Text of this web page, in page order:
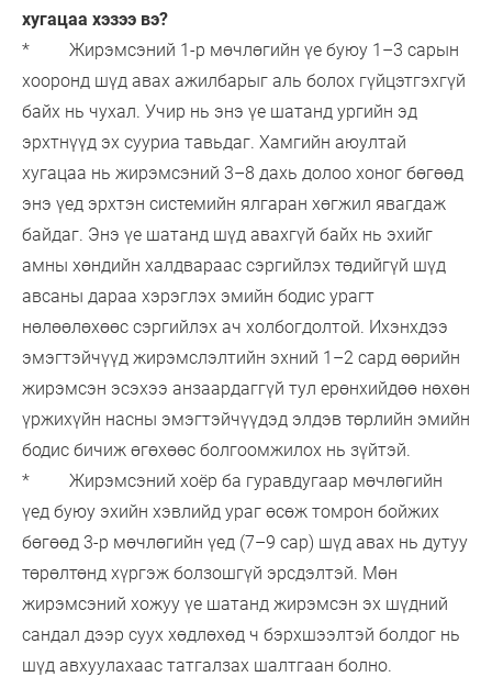
хугацаа хэзээ вэ?
* Жирэмсэний 1-р мөчлөгийн үе буюу 1–3 сарын
хооронд шүд авах ажилбарыг аль болох гүйцэтгэхгүй
байх нь чухал. Учир нь энэ үе шатанд ургийн эд
эрхтнүүд эх сууриа тавьдаг. Хамгийн аюултай
хугацаа нь жирэмсэний 3–8 дахь долоо хоног бөгөөд
энэ үед эрхтэн системийн ялгаран хөгжил явагдаж
байдаг. Энэ үе шатанд шүд авахгүй байх нь эхийг
амны хөндийн халдвараас сэргийлэх төдийгүй шүд
авсаны дараа хэрэглэх эмийн бодис урагт
нөлөөлөхөөс сэргийлэх ач холбогдолтой. Ихэнхдээ
эмэгтэйчүүд жирэмслэлтийн эхний 1–2 сард өөрийн
жирэмсэн эсэхээ анзаардаггүй тул ерөнхийдөө нөхөн
үржихүйн насны эмэгтэйчүүдэд элдэв төрлийн эмийн
бодис бичиж өгөхөөс болгоомжилох нь зүйтэй.
* Жирэмсэний хоёр ба гуравдугаар мөчлөгийн
үед буюу эхийн хэвлийд ураг өсөж томрон бойжих
бөгөөд 3-р мөчлөгийн үед (7–9 сар) шүд авах нь дутуу
төрөлтөнд хүргэж болзошгүй эрсдэлтэй. Мөн
жирэмсэний хожуу үе шатанд жирэмсэн эх шүдний
сандал дээр суух хөдлөхөд ч бэрхшээлтэй болдог нь
шүд авхуулахаас татгалзах шалтгаан болно.